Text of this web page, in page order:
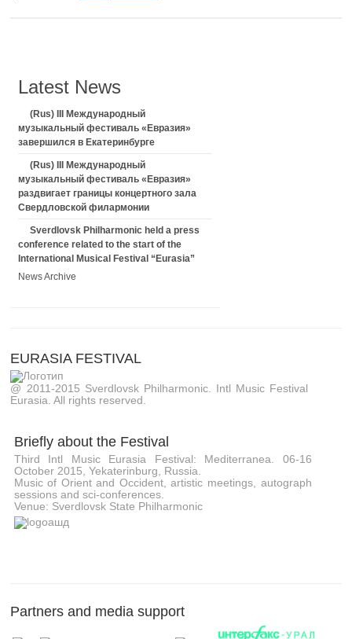
Latest News
(Rus) III Международный
музыкальный фестиваль «Евразия»
завершился в Екатеринбурге
(Rus) III Международный
музыкальный фестиваль «Евразия»
раздвигает границы концертного зала
Свердловской филармонии
Sverdlovsk Philharmonic held a press
conference related to the start of the
International Musical Festival “Eurasia”
News Archive
EURASIA FESTIVAL
@ 2011-2015 Sverdlovsk Philharmonic. Intl Music Festival
Eurasia. All rights reserved.
Briefly about the Festival
Third Intl Music Eurasia Festival: Mediterranea. 06-16
October 2015, Yekaterinburg, Russia.
Music of Orient and Occident, artistic meetings, autograph
sessions and sci-conferences.
Venue: Sverdlovsk State Philharmonic
Partners and media support